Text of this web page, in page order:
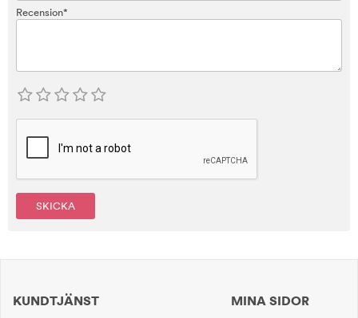
Recension*
SKICKA
KUNDTJÄNST MINA SIDOR